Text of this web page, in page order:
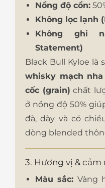
Nồng độ cồn:
Không lọc lạnh
Không ghi
Statement)
Black Bull Kyloe là
whisky mạch
cốc (grain) chất
ở nồng độ 50%
đà, dày và có
dòng blended
3. Hương vị & cảm
Màu sắc: Vàng